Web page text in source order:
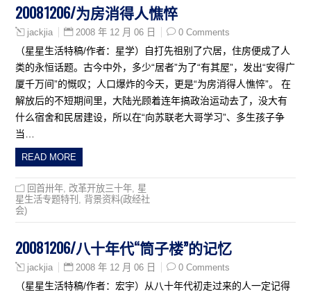
20081206/为房消得人憔悴
jackjia 2008 年 12 月 06 日 0 Comments
（星星生活特稿/作者：星学）自打先祖别了穴居，住房便成了人
类的永恒话题。古今中外，多少“居者”为了“有其屋”，发出“安得广
厦千万间”的慨叹；人口爆炸的今天，更是“为房消得人憔悴”。 在
解放后的不短期间里，大陆光顾着连年搞政治运动去了，没大有
什么宿舍和民居建设，所以在“向苏联老大哥学习”、多生孩子争
当…
READ MORE
回首卅年 改革开放三十年 星
星生活专题特刊
背景资料(政经社
会)
20081206/八十年代“筒子楼”的记忆
jackjia 2008 年 12 月 06 日 0 Comments
（星星生活特稿/作者：宏宇）从八十年代初走过来的人一定记得